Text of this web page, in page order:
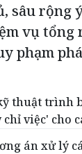
sâu rộng
vụ tổng
phạm
thuật trình
việc' cho
án xử lý